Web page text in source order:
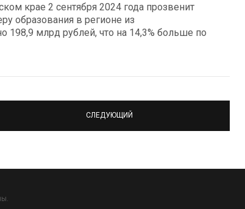
крае 2 сентября 2024 года прозвенит
образования в регионе из
198,9 млрд рублей, что на 14,3% больше по
СЛЕДУЮЩИЙ